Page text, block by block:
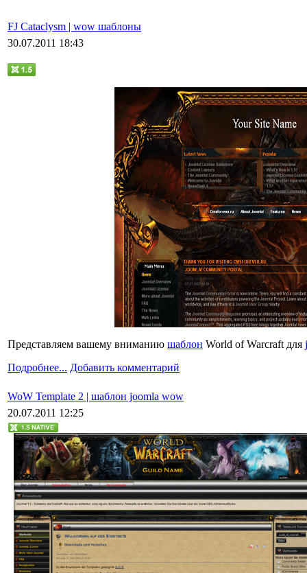
FJ Cataclysm | wow шаблоны
30.07.2011 18:43
Представляем вашему вниманию шаблон World of Warcraft для
Подробнее... Добавить комментарий
WoW Template 2 | шаблон joomla wow
20.07.2011 12:25